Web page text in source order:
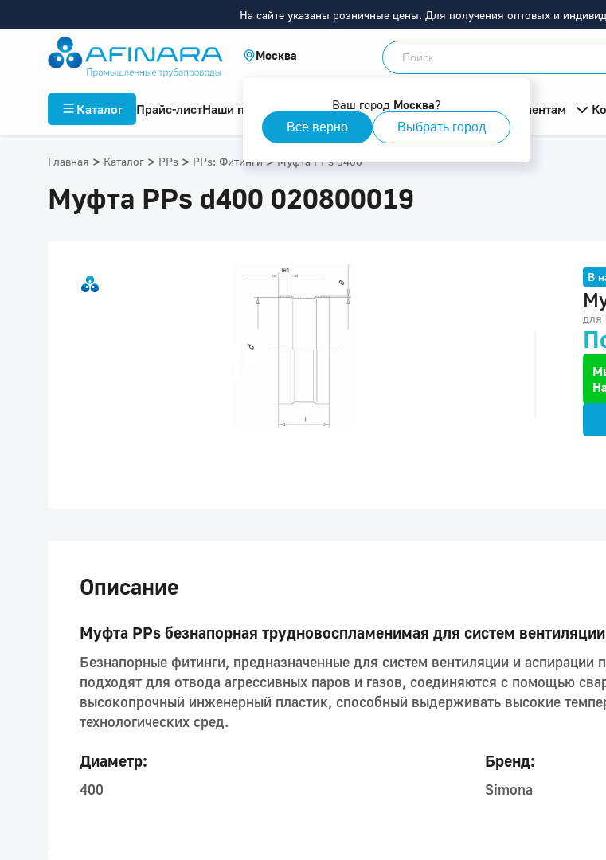
На сайте указаны розничные цены. Для получения оптовых и
Москва
Ваш город Москва?
Все верно Выбрать город
Каталог Прайс-листНаши проекты Информация О компании Клиентам
Главная > Каталог > PPs > PPs: Фитинги > Муфта PPs d400
Муфта PPs d400 020800019
В
для
Описание
Муфта PPs безнапорная трудновоспламенимая для систем
Безнапорные фитинги, предназначенные для cистем вентиляции и
подходят для отвода агрессивных паров и газов, соединяются с помощью
высокопрочный инженерный пластик, способный выдерживать высокие
технологических сред.
Диаметр:
400
Бренд:
Simona